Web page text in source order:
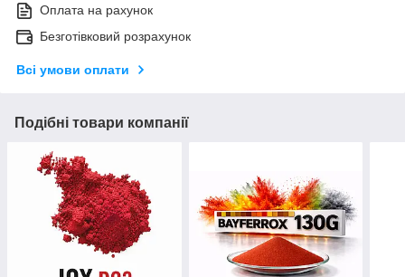
Оплата на рахунок
Безготівковий розрахунок
Всі умови оплати
Подібні товари компанії